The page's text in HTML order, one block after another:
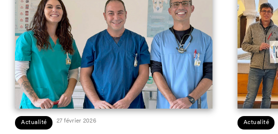
Actualité 27 février 2026 Actualité